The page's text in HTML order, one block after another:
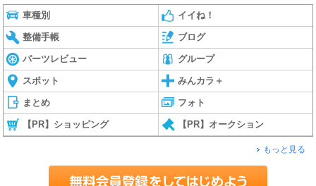
車種別 イイね！
整備手帳 ブログ
パーツレビュー グループ
スポット みんカラ＋
まとめ フォト
【PR】ショッピング 【PR】オークション
もっと見る